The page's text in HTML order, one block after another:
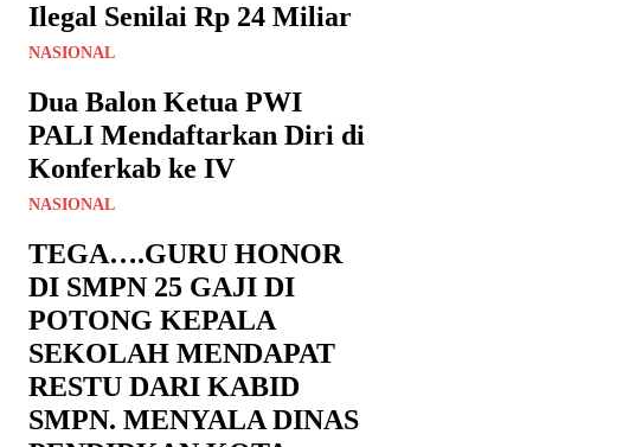
Ilegal Senilai Rp 24 Miliar
NASIONAL
Dua Balon Ketua PWI
PALI Mendaftarkan Diri di
Konferkab ke IV
NASIONAL
TEGA….GURU HONOR
DI SMPN 25 GAJI DI
POTONG KEPALA
SEKOLAH MENDAPAT
RESTU DARI KABID
SMPN. MENYALA DINAS